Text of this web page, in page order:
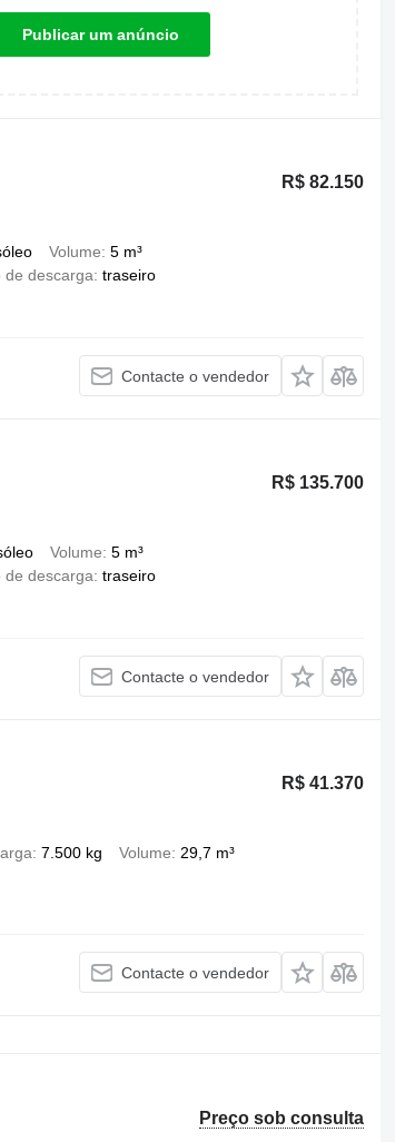
Publicar um anúncio
R$ 82.150
Volume 5 m³
de descarga traseiro
Contacte o vendedor
R$ 135.700
Volume 5 m³
de descarga traseiro
Contacte o vendedor
R$ 41.370
7.500 kg Volume
29,7 m³
Contacte o vendedor
Preço sob consulta